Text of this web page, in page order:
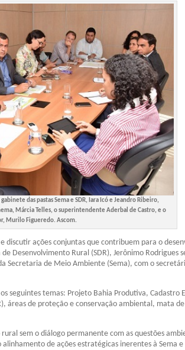
das pastas Sema e SDR, Iara Icó e Jeandro Ribeiro,
Márcia Telles, o superintendente Aderbal de Castro, e o
Murilo Figueredo. Ascom.
discutir ações conjuntas que contribuem para o
Desenvolvimento Rural (SDR), Jerônimo Rodrigues
Secretaria de Meio Ambiente (Sema), com o
seguintes temas: Projeto Bahia Produtiva, Cadastro
áreas de proteção e conservação ambiental, mata
sem o diálogo permanente com as questões
de ações estratégicas inerentes à Sema e